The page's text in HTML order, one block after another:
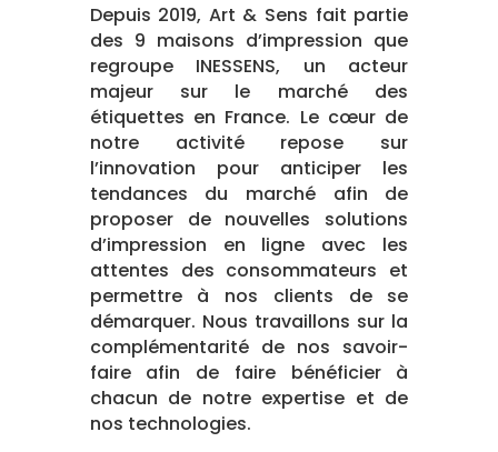
Depuis 2019, Art & Sens fait partie
des 9 maisons d’impression que
regroupe INESSENS, un acteur
majeur sur le marché des
étiquettes en France. Le cœur de
notre activité repose sur
l’innovation pour anticiper les
tendances du marché afin de
proposer de nouvelles solutions
d’impression en ligne avec les
attentes des consommateurs et
permettre à nos clients de se
démarquer. Nous travaillons sur la
complémentarité de nos savoir-
faire afin de faire bénéficier à
chacun de notre expertise et de
nos technologies.